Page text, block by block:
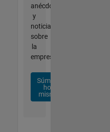
anécdotas
y
noticias
sobre
la
empresa.
Súmese
hoy
mismo